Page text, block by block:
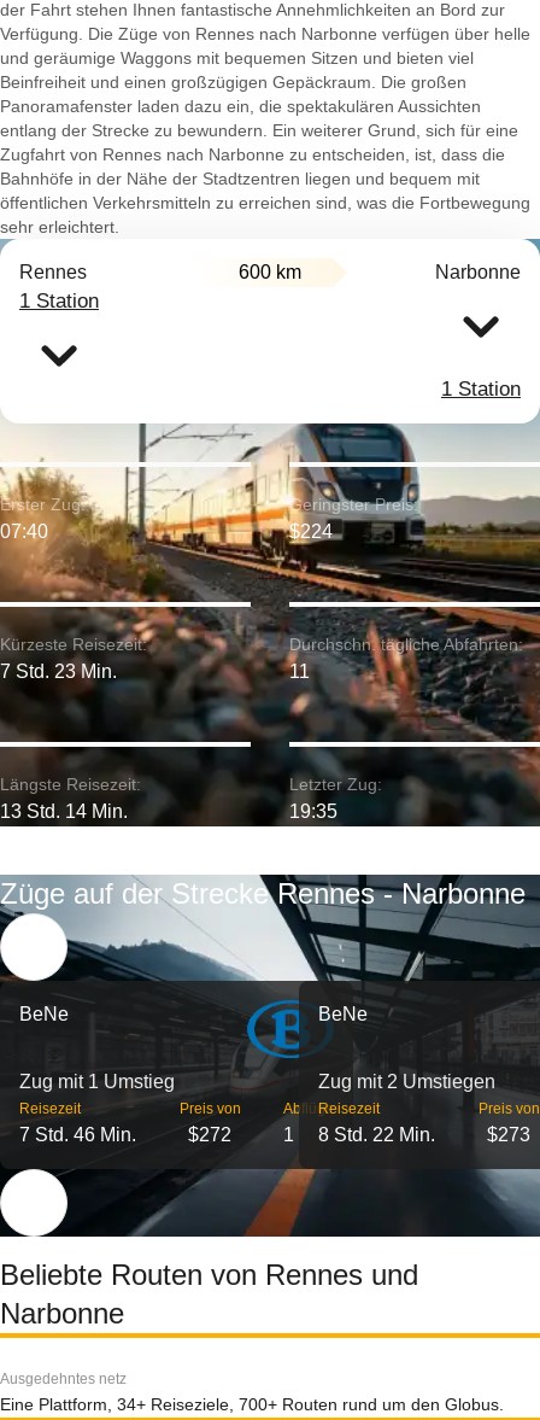
der Fahrt stehen Ihnen fantastische Annehmlichkeiten an Bord zur
Verfügung. Die Züge von Rennes nach Narbonne verfügen über helle
und geräumige Waggons mit bequemen Sitzen und bieten viel
Beinfreiheit und einen großzügigen Gepäckraum. Die großen
Panoramafenster laden dazu ein, die spektakulären Aussichten
entlang der Strecke zu bewundern. Ein weiterer Grund, sich für eine
Zugfahrt von Rennes nach Narbonne zu entscheiden, ist, dass die
Bahnhöfe in der Nähe der Stadtzentren liegen und bequem mit
öffentlichen Verkehrsmitteln zu erreichen sind, was die Fortbewegung
sehr erleichtert.
Rennes 600 km Narbonne
1 Station
1 Station
Kürzeste Reisezeit:
7 Std. 23 Min.
Erster Zug:
07:40
Längste Reisezeit:
13 Std. 14 Min.
Geringster Preis:
$224
Durchschn. tägliche Abfahrten:
11
Letzter Zug:
19:35
Züge auf der Strecke Rennes - Narbonne
BeNe
Zug mit 1 Umstieg
Reisezeit
7 Std. 46 Min.
Preis von
$272
Abflüge
1
BeNe
Zug mit 2 Umstiegen
Reisezeit
8 Std. 22 Min.
Preis von
$273
Beliebte Routen von Rennes und
Narbonne
Ausgedehntes netz
Eine Plattform, 34+ Reiseziele, 700+ Routen rund um den Globus.